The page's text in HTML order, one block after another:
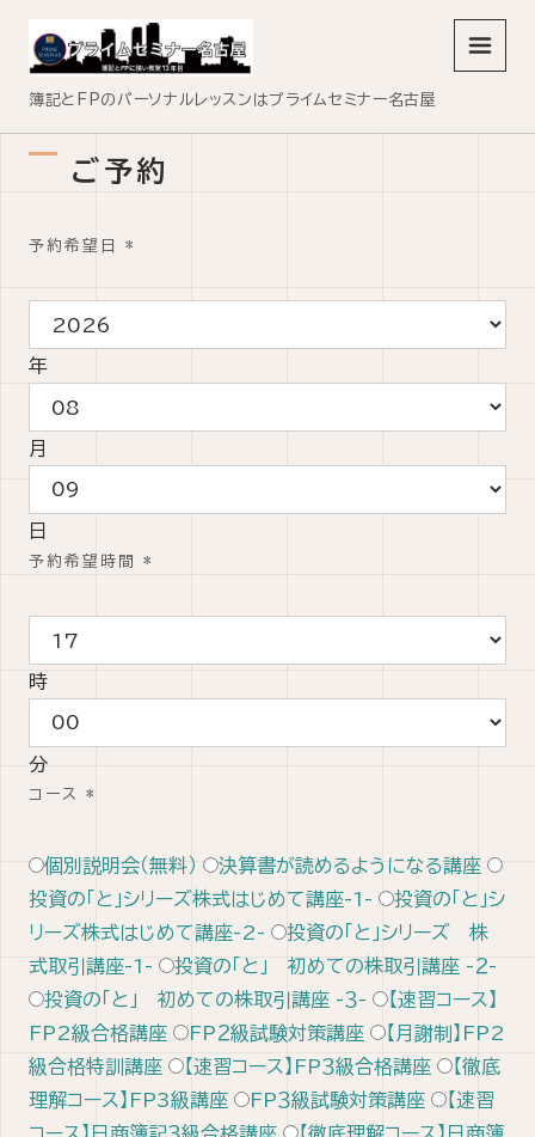
簿記とFPのパーソナルレッスンはプライムセミナー名古屋
メニュ
ご予約
予約希望日 *
年
月
日
予約希望時間 *
時
分
コース *
個別説明会（無料）
決算書が読めるようになる講座
投資の「と」シリーズ株式はじめて講座-1-
投資の「と」シ
リーズ株式はじめて講座-2-
投資の「と」シリーズ 株
式取引講座-1-
投資の「と」 初めての株取引講座 -２-
投資の「と」 初めての株取引講座 -３-
【速習コース】
FP2級合格講座
FP２級試験対策講座
【月謝制】FP2
級合格特訓講座
【速習コース】FP３級合格講座
【徹底
理解コース】FP3級講座
FP３級試験対策講座
【速習